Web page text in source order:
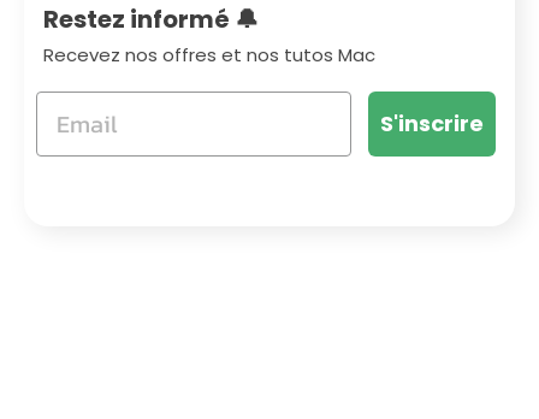
Restez informé 🔔
Recevez nos offres et nos tutos Mac
S'inscrire